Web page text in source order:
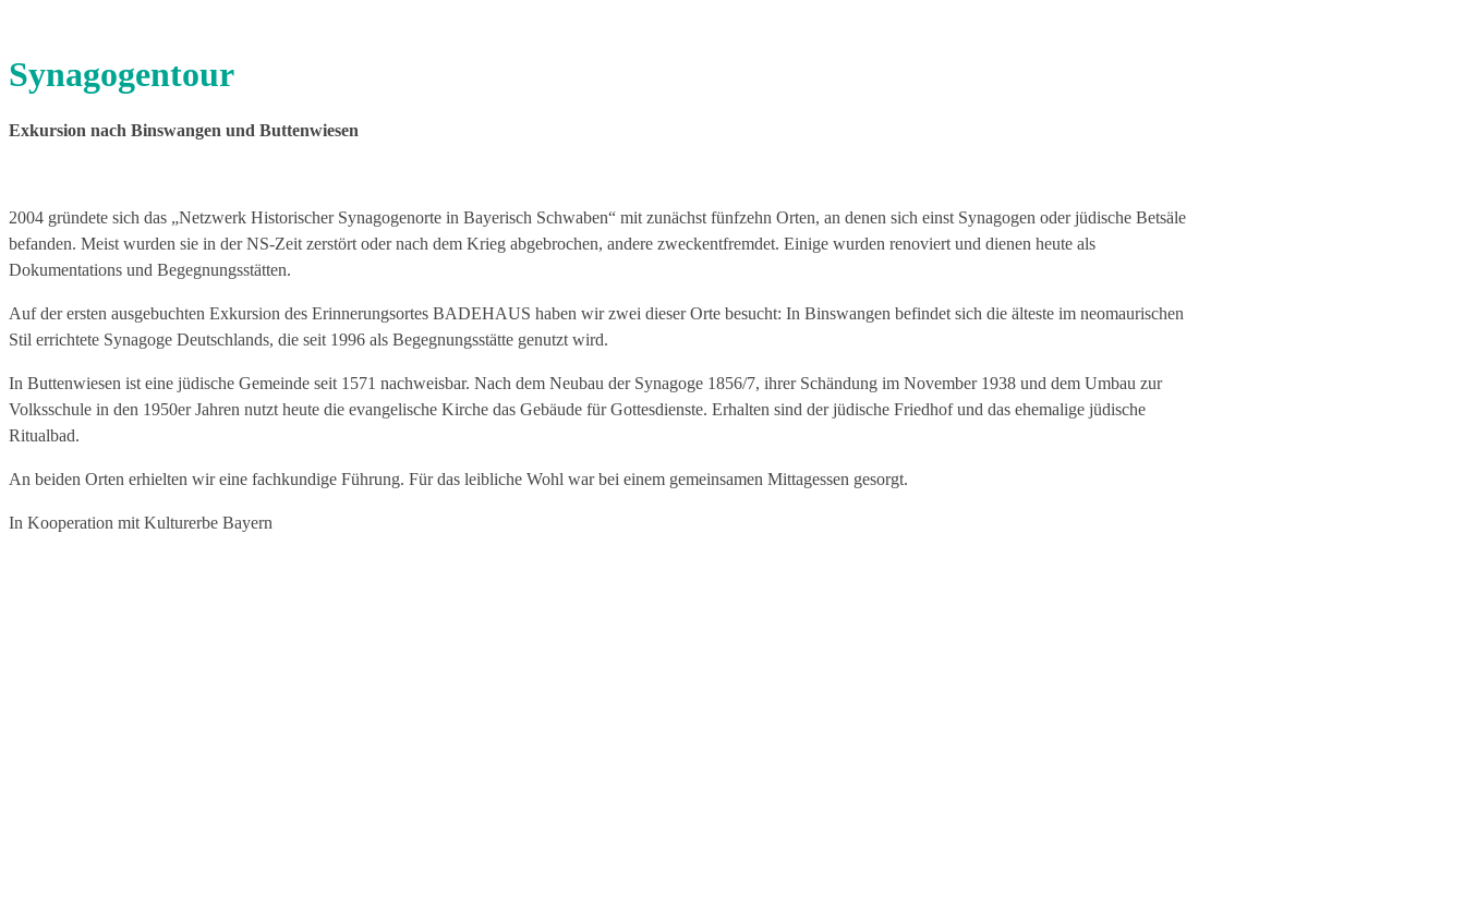
Synagogentour
Exkursion nach Binswangen und Buttenwiesen
2004 gründete sich das „Netz­werk Historischer Synagogen­orte in Bayerisch ­Schwaben“ mit zunächst fünfzehn Orten, an denen sich einst Synago­gen oder jüdische Betsäle
befanden. Meist wurden sie in der NS­-Zeit zerstört oder nach dem Krieg abgebrochen, an­dere zweckentfremdet. Einige wurden renoviert und dienen heute als
Dokumentations­ und Begegnungsstätten.
Auf der ersten ausgebuchten Exkursion des Erinnerungsortes BADEHAUS haben wir zwei dieser Orte besucht: In Binswangen befindet sich die älteste im neomaurischen
Stil errichtete Synagoge Deutschlands, die seit 1996 als Begegnungs­stätte genutzt wird.
In Buttenwiesen ist eine jüdische Gemeinde seit 1571 nachweisbar. Nach dem Neubau der Synagoge 1856/7, ihrer Schändung im Novem­ber 1938 und dem Umbau zur
Volksschule in den 1950er Jahren nutzt heute die evange­lische Kirche das Gebäude für Gottesdienste. Erhalten sind der jüdische Friedhof und das ehemalige jüdische
Ritualbad.
An beiden Orten erhielten wir eine fachkundige Führung. Für das leibliche Wohl war bei einem gemeinsamen Mittag­essen gesorgt.
In Kooperation mit Kulturerbe Bayern